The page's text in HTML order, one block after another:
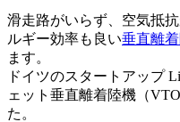
滑走路がいらず、空気抵
ルギー効率も良い垂直離
ます。
ドイツのスタートアップ
ェット垂直離着陸機（
た。